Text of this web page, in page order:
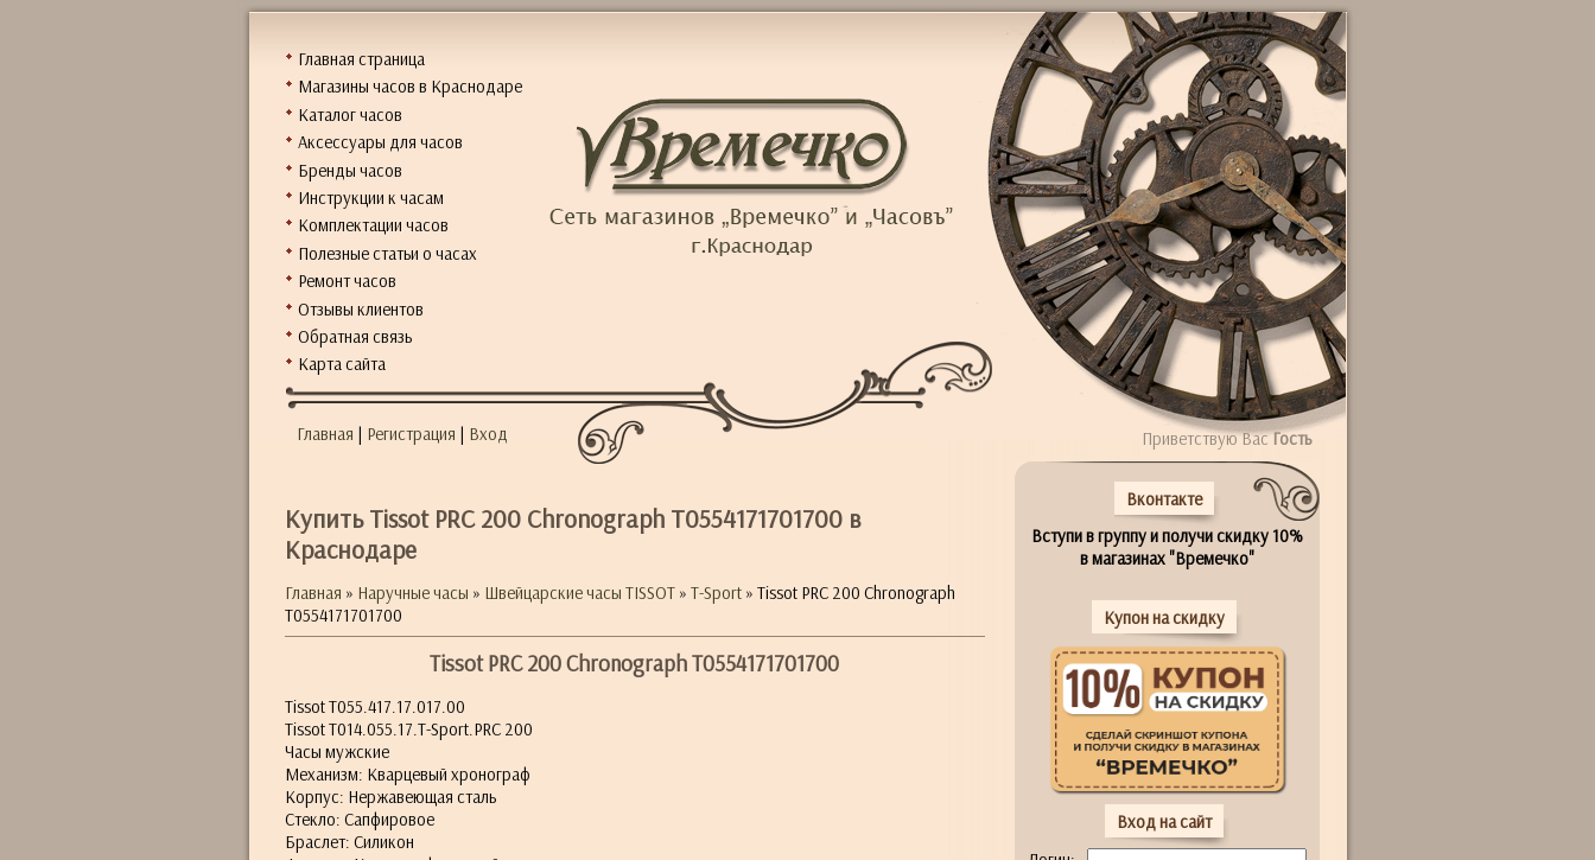
Главная страница
Магазины часов в Краснодаре
Каталог часов
Аксессуары для часов
Бренды часов
Инструкции к часам
Комплектации часов
Полезные статьи о часах
Ремонт часов
Отзывы клиентов
Обратная связь
Карта сайта
Главная | Регистрация | Вход
Купить Tissot PRC 200 Chronograph T0554171701700 в
Краснодаре
Главная » Наручные часы » Швейцарские часы TISSOT» T-Sport» Tissot PRC 200 Chronograph
T0554171701700
Tissot PRC 200 Chronograph T0554171701700
Tissot T055.417.17.017.00
Tissot T014.055.17.T-Sport.PRC 200
Часы мужские
Механизм: Кварцевый хронограф
Корпус: Нержавеющая сталь
Стекло: Сапфировое
Браслет: Силикон
Приветствую ВасГость
Вконтакте
Вступи в группу и получи скидку 10%
в магазинах "Времечко"
Купон на скидку
Вход на сайт